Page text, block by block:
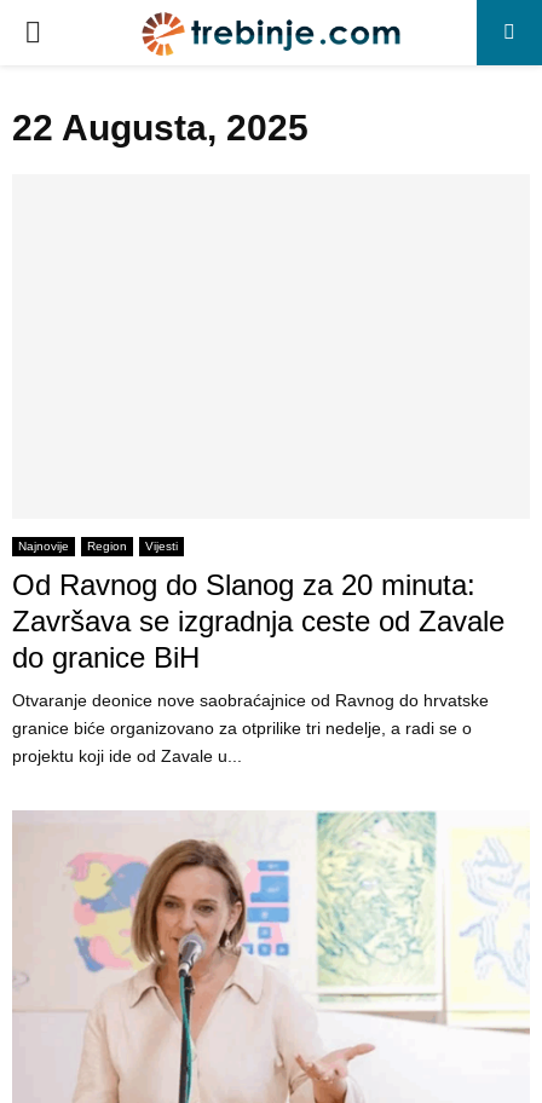
P
E
N
22 Augusta, 2025
Najnovije Region Vijesti
Od Ravnog do Slanog za 20 minuta:
Završava se izgradnja ceste od Zavale
do granice BiH
Otvaranje deonice nove saobraćajnice od Ravnog do hrvatske
granice biće organizovano za otprilike tri nedelje, a radi se o
projektu koji ide od Zavale u...